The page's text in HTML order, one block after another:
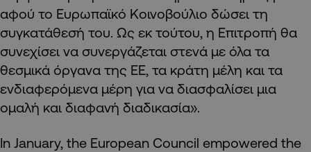
αφού το Ευρωπαϊκό Κοινοβούλιο δώσει τη
συγκατάθεσή του. Ως εκ τούτου, η Επιτροπή θα
συνεχίσει να συνεργάζεται στενά με όλα τα
θεσμικά όργανα της ΕΕ, τα κράτη μέλη και τα
ενδιαφερόμενα μέρη για να διασφαλίσει μια
ομαλή και διαφανή διαδικασία».
In January, the European Council empowered the